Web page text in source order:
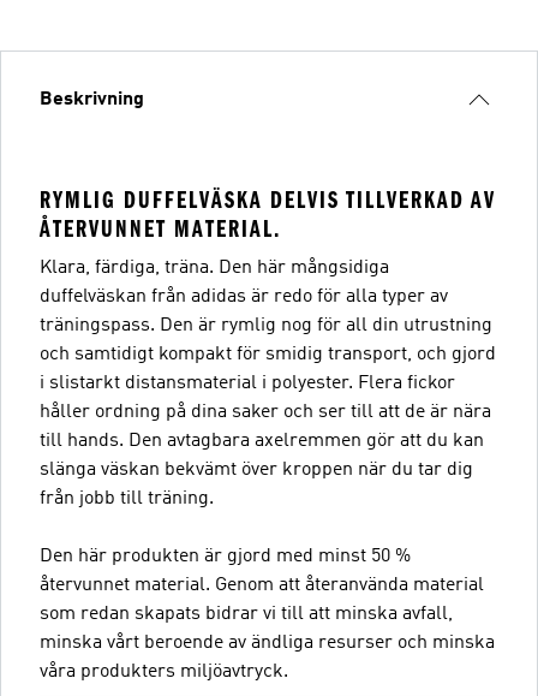
Beskrivning
RYMLIG DUFFELVÄSKA DELVIS TILLVERKAD AV
ÅTERVUNNET MATERIAL.
Klara, färdiga, träna. Den här mångsidiga
duffelväskan från adidas är redo för alla typer av
träningspass. Den är rymlig nog för all din utrustning
och samtidigt kompakt för smidig transport, och gjord
i slistarkt distansmaterial i polyester. Flera fickor
håller ordning på dina saker och ser till att de är nära
till hands. Den avtagbara axelremmen gör att du kan
slänga väskan bekvämt över kroppen när du tar dig
från jobb till träning.
Den här produkten är gjord med minst 50 %
återvunnet material. Genom att återanvända material
som redan skapats bidrar vi till att minska avfall,
minska vårt beroende av ändliga resurser och minska
våra produkters miljöavtryck.